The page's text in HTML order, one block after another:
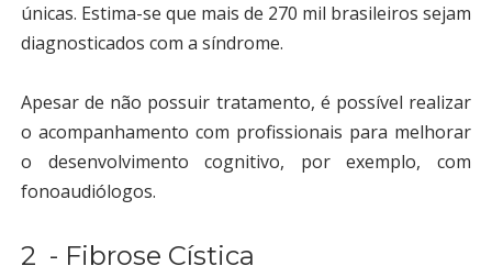
únicas. Estima-se que mais de 270 mil brasileiros sejam
diagnosticados com a síndrome.
Apesar de não possuir tratamento, é possível realizar
o acompanhamento com profissionais para melhorar
o desenvolvimento cognitivo, por exemplo, com
fonoaudiólogos.
2 - Fibrose Cística